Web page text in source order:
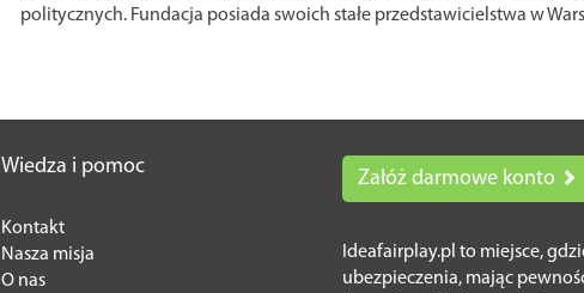
politycznych. Fundacja posiada swoich stałe przedstawicielstwa w
Wiedza i pomoc
Kontakt
Nasza misja
O nas
Załóż darmowe konto
Ideafairplay.pl to miejsce,
ubezpieczenia, mając